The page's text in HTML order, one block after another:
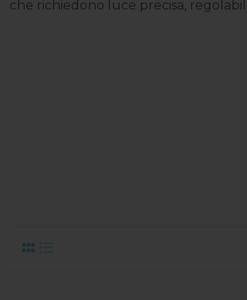
che richiedono luce precisa,